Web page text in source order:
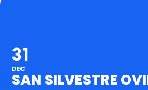
31
DEC
SAN SILVESTRE